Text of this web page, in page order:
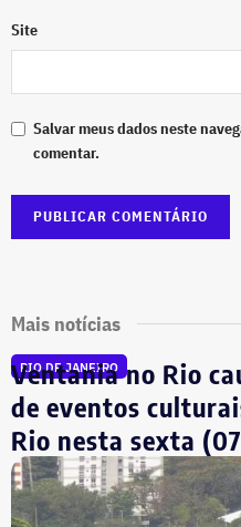
Site
Salvar meus dados neste
comentar.
Mais notícias
RIO DE JANEIRO
Ventania no Rio
de eventos
Rio nesta sexta